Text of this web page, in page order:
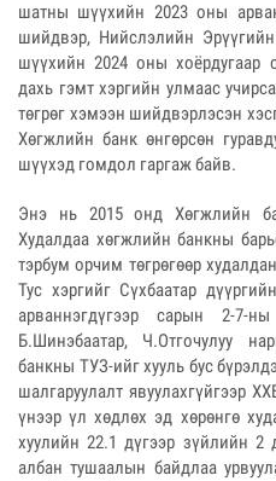
шатны шүүхийн 2023 оны
шийдвэр, Нийслэлийн
шүүхийн 2024 оны хоёрдугаар
дахь гэмт хэргийн улмаас
төгрөг хэмээн шийдвэрлэсэн
Хөгжлийн банк өнгөрсөн
шүүхэд гомдол гаргаж байв.
Энэ нь 2015 онд Хөгжлийн
Худалдаа хөгжлийн банкны
тэрбум орчим төгрөгөөр
Тус хэргийг Сүхбаатар
арваннэгдүгээр сарын 2-7-
Б.Шинэбаатар, Ч.Отгочулуу
банкны ТУЗ-ийг хууль бус
шалгаруулалт явуулахгүйгээр
үнээр үл хөдлөх эд хөрөнгө
хуулийн 22.1 дүгээр зүйлийн 2
албан тушаалын байдлаа